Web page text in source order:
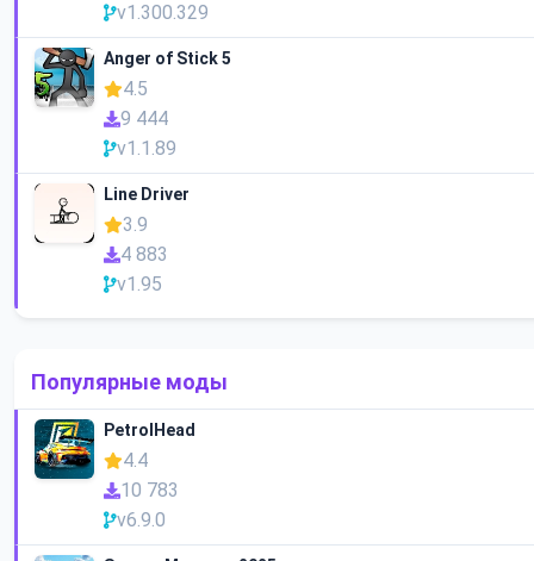
v1.300.329
Anger of Stick 5
4.5
9 444
v1.1.89
Line Driver
3.9
4 883
v1.95
Популярные моды
PetrolHead
4.4
10 783
v6.9.0